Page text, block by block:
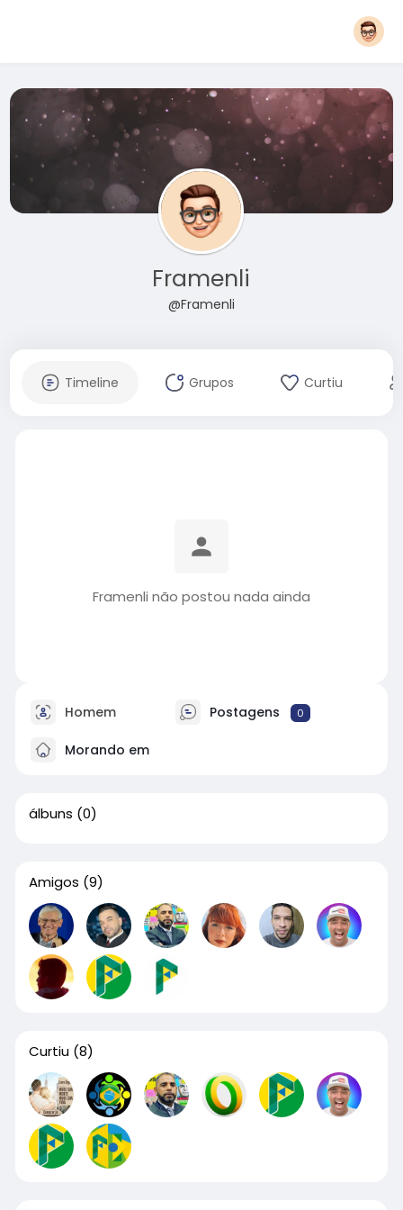
Framenli
@Framenli
Timeline Grupos Curtiu
Framenli não postou nada ainda
Homem Postagens 0
Morando em
álbuns (0)
Amigos (9)
Curtiu (8)